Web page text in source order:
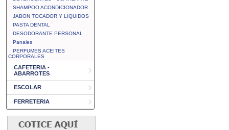
SHAMPOO ACONDICIONADOR
JABON TOCADOR Y LIQUIDOS
PASTA DENTAL
DESODORANTE PERSONAL
Panales
PERFUMES ACEITES
CORPORALES
CAFETERIA -
ABARROTES
ESCOLAR
FERRETERIA